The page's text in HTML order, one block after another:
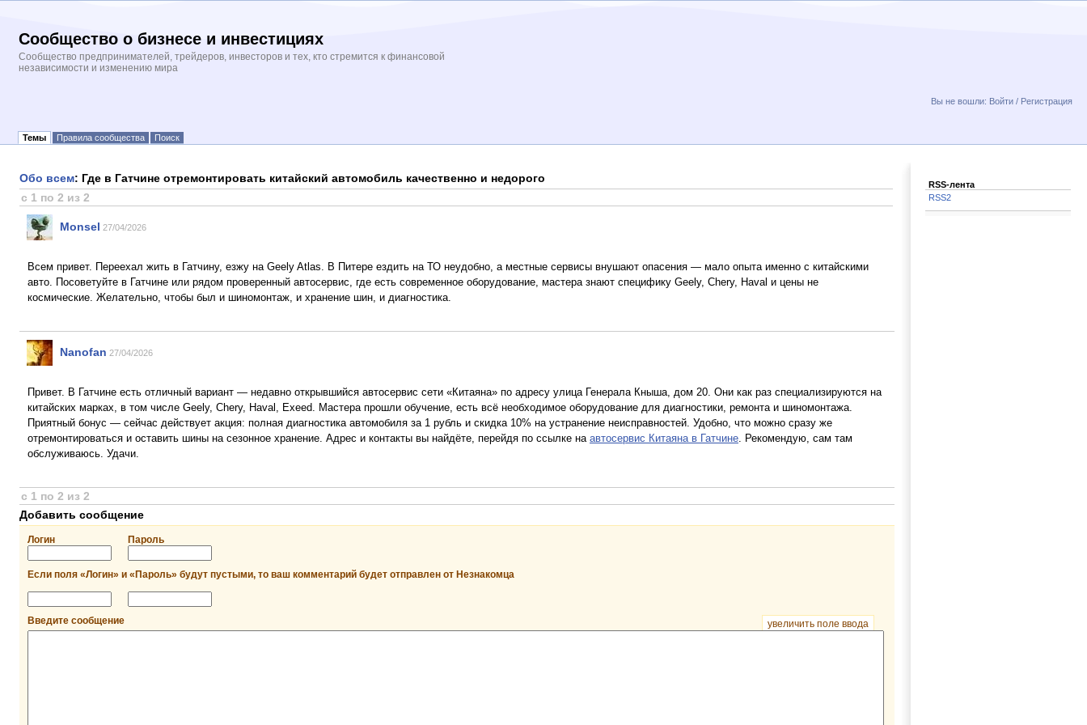
Сообщество о бизнесе и инвестициях
Сообщество предпринимателей, трейдеров, инвесторов и тех, кто стремится к финансовой
независимости и изменению мира
Вы не вошли: Войти / Регистрация
Темы Правила сообщества Поиск
RSS-лента
RSS2
Обо всем: Где в Гатчине отремонтировать китайский автомобиль качественно и недорого
с 1 по 2 из 2
Monsel 27/04/2026
Всем привет. Переехал жить в Гатчину, езжу на Geely Atlas. В Питере ездить на ТО неудобно, а местные сервисы внушают опасения — мало опыта именно с китайскими
авто. Посоветуйте в Гатчине или рядом проверенный автосервис, где есть современное оборудование, мастера знают специфику Geely, Chery, Haval и цены не
космические. Желательно, чтобы был и шиномонтаж, и хранение шин, и диагностика.
Nanofan 27/04/2026
Привет. В Гатчине есть отличный вариант — недавно открывшийся автосервис сети «Китаяна» по адресу улица Генерала Кныша, дом 20. Они как раз специализируются на
китайских марках, в том числе Geely, Chery, Haval, Exeed. Мастера прошли обучение, есть всё необходимое оборудование для диагностики, ремонта и шиномонтажа.
Приятный бонус — сейчас действует акция: полная диагностика автомобиля за 1 рубль и скидка 10% на устранение неисправностей. Удобно, что можно сразу же
отремонтироваться и оставить шины на сезонное хранение. Адрес и контакты вы найдёте, перейдя по ссылке на автосервис Китаяна в Гатчине. Рекомендую, сам там
обслуживаюсь. Удачи.
с 1 по 2 из 2
Добавить сообщение
Логин Пароль
Если поля «Логин» и «Пароль» будут пустыми, то ваш комментарий будет отправлен от Незнакомца
увеличить поле ввода
Введите сообщение